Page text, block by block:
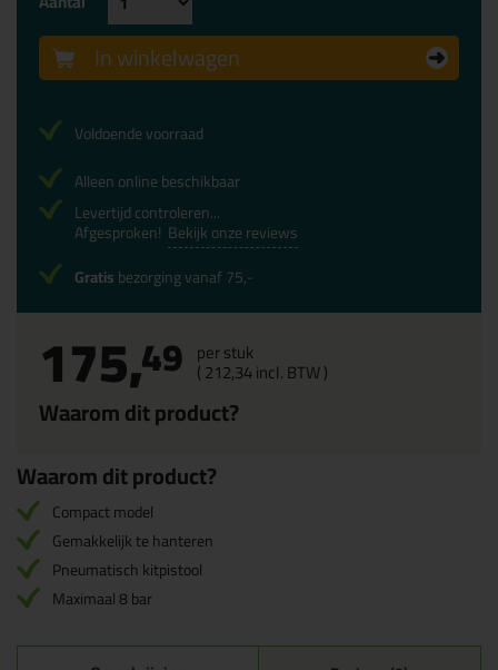
175,49 per stuk
(212,34incl. BTW )
Waarom dit product?
In winkelwagen
Voldoende voorraad
Alleen online beschikbaar
Levertijd controleren...
Afgesproken! Bekijk onze reviews
Gratisbezorging vanaf 75,-
Waarom dit product?
Compact model
Gemakkelijk te hanteren
Pneumatisch kitpistool
Maximaal 8 bar